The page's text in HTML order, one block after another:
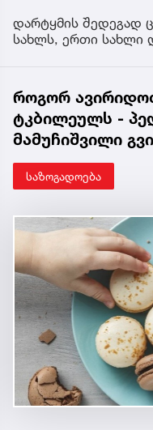
დარტყმის შედეგად
სახლს, ერთი სახლი
როგორ
ტკბილეულს -
მამუჩიშვილი
საზოგადოება